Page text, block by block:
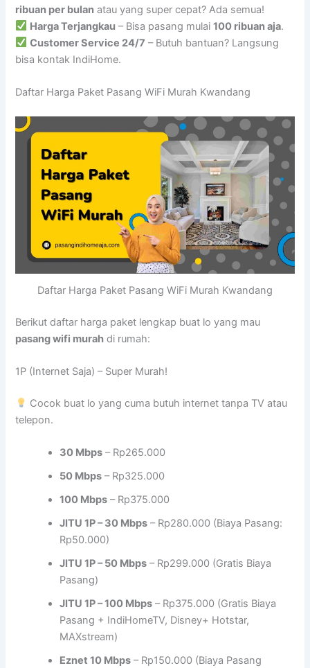
ribuan per bulan atau yang super cepat? Ada semua!
Harga Terjangkau – Bisa pasang mulai100 ribuan aja.
Customer Service 24/7 – Butuh bantuan? Langsung
bisa kontak IndiHome.
Daftar Harga Paket Pasang WiFi Murah Kwandang
Daftar Harga Paket Pasang WiFi Murah Kwandang
Berikut daftar harga paket lengkap buat lo yang mau
pasang wifi murah di rumah:
1P (Internet Saja) – Super Murah!
Cocok buat lo yang cuma butuh internet tanpa TV atau
telepon.
30 Mbps – Rp265.000
50 Mbps – Rp325.000
100 Mbps – Rp375.000
JITU 1P – 30 Mbps – Rp280.000 (Biaya Pasang:
Rp50.000)
JITU 1P – 50 Mbps – Rp299.000 (Gratis Biaya
Pasang)
JITU 1P – 100 Mbps – Rp375.000 (Gratis Biaya
Pasang + IndiHomeTV, Disney+ Hotstar,
MAXstream)
Eznet 10 Mbps – Rp150.000 (Biaya Pasang